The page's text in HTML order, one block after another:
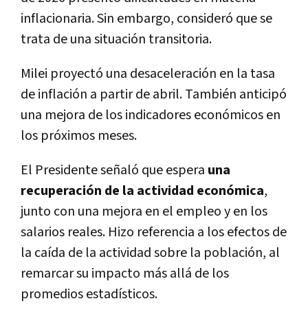
inflacionaria. Sin embargo, consideró que se
trata de una situación transitoria.
Milei proyectó una desaceleración en la tasa
de inflación a partir de abril. También anticipó
una mejora de los indicadores económicos en
los próximos meses.
El Presidente señaló que espera una
recuperación de la actividad económica,
junto con una mejora en el empleo y en los
salarios reales. Hizo referencia a los efectos de
la caída de la actividad sobre la población, al
remarcar su impacto más allá de los
promedios estadísticos.